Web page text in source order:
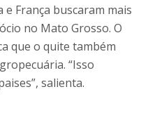
França buscaram mais
no Mato Grosso. O
que o quite também
“Isso
salienta.